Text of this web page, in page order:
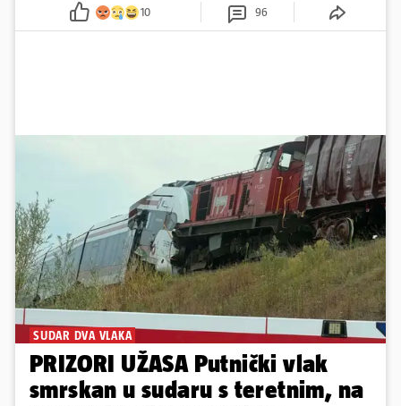
10 96
SUDAR DVA VLAKA
PRIZORI UŽASA Putnički vlak
smrskan u sudaru s teretnim, na